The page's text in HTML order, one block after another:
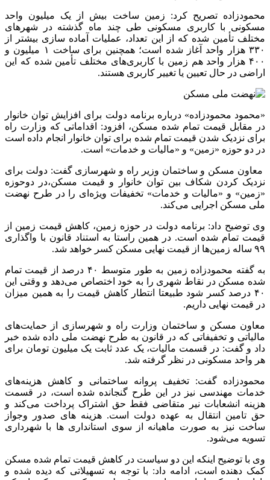
محمودزاده تصریح کرد: زمین ساخت بیش از یک میلیون واحد
مسکونی با کاربری مسکونی طی چند ماه گذشته در شهرهای
مختلف تأمین شده که از این تعداد، عملیات آماده سازی بیشتر از
۳۳۰ هزار واحد آغاز شده است؛ همچنین برای ساخت ۱ میلیون و
۴۰۰ هزار واحد هم زمین با کاربری‌های مختلف تأمین شده که این
اراضی در حال تعیین یا تغییر کاربری هستند.
«محمود محمودزاده» درباره برنامه دولت برای افزایش توان خانوار
در مقابل قیمت تمام شده مسکن، افزود: اقداماتی که وزارت راه
برای نزدیک شدن قیمت تمام شده برای توان خانوار انجام داده است
در دو حوزه «زمین» و «مالیات و خدمات» است.
معاون مسکن و ساختمان وزیر راه و شهرسازی گفت: دولت برای
نزدیک کردن شکاف بین توان خانوار و قیمت مسکن،در دوحوزه
«زمین» و «مالیات و خدمات» تخفیفات ویژه‌ای را در طرح نهضت
ملی مسکن اجرایی می‌کند.
وی توضیح داد: برنامه دولت در حوزه زمین، کاهش قیمت زمین از
قیمت تمام شده است. در همین راستا به استناد قانون با واگذاری
۹۹ ساله زمین‌ها از قیمت نهایی مسکن کسر خواهد شد.
به گفته محمودزاده زمین به طور متوسط ۴۰ درصد از قیمت تمام
شده مسکن در نقاط شهری را به خود اختصاص می‌دهد و وقتی این
۴۰ درصد کسر شود طبیعتا انتطار کاهش قیمت را به همین میزان
در قیمت نهایی داریم.
معاون مسکن و ساختمان وزارت راه و شهرسازی از حمایت‌های
مالیاتی و تخفیفاتی که در قانون به طرح نهضت ملی داده شده خبر
داد و گفت: در قسمت مالیات، یک عدد ثابت یک میلیون تومان برای
هر واحد مسکونی در نظر گرفته شد.
محمودزاده گفت: تخفیف پروانه ساختمانی و کاهش هزینه‌های
خدمات مهندسی نیز در این طرح گنجانده شده است، در قسمت
هزینه انشعابات نیر متقاضی فقط حق اشتراک پرداخت می‌کند و
حق تامین انتقال به عهده دولت است. هزینه های صدور وجواز
ساخت نیز به صورت ماهیانه از سوی استانداری ها با شهرداری
تسویه می‌شود.
وی با توضیح اینکه این دو سیاست در کاهش قیمت تمام شده مسکن
کمک دهنده است، ادامه داد: با توجه به تسهیلاتی که دیده شده و